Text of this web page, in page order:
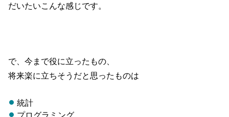
だいたいこんな感じです。
で、今まで役に立ったもの、
将来楽に立ちそうだと思ったものは
統計
プログラミング